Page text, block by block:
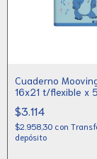
Cuaderno
16x21 t/flexible x
$3.114
$2.958,30 con
depósito